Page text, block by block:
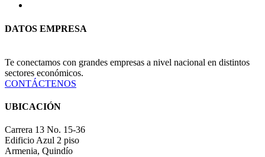
DATOS EMPRESA
Te conectamos con grandes empresas a nivel nacional en distintos
sectores económicos.
CONTÁCTENOS
UBICACIÓN
Carrera 13 No. 15-36
Edificio Azul 2 piso
Armenia, Quindío